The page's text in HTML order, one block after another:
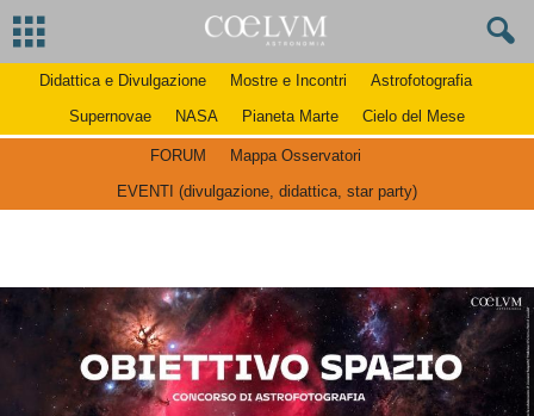
Didattica e Divulgazione Mostre e Incontri
Astrofotografia
Supernovae
NASA Pianeta Marte Cielo del Mese
FORUM
Mappa Osservatori
EVENTI (divulgazione, didattica, star party)